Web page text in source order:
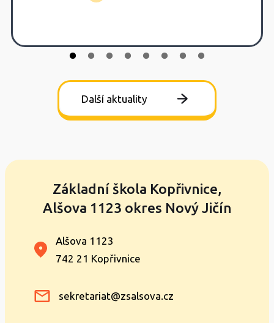
Další aktuality
Základní škola Kopřivnice,
Alšova 1123 okres Nový Jičín
Alšova 1123
742 21 Kopřivnice
sekretariat@zsalsova.cz